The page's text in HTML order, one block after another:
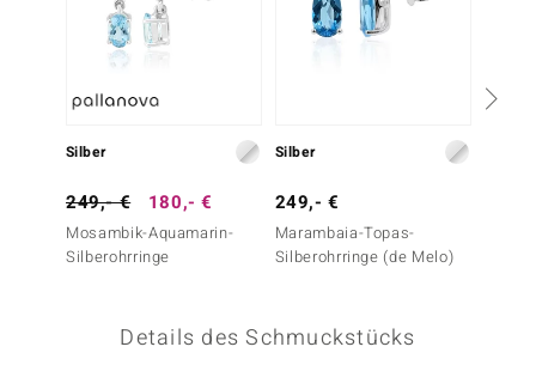
Collection
BY DE MELO
Silber
249,- € 180,- €
Mosambik-Aquamarin-
Silberohrringe
Silber
249,- €
Marambaia-Topas-
Silberohrringe (de Melo)
Details des Schmuckstücks